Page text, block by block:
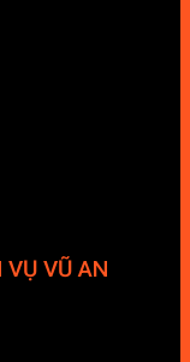
VŨ AN